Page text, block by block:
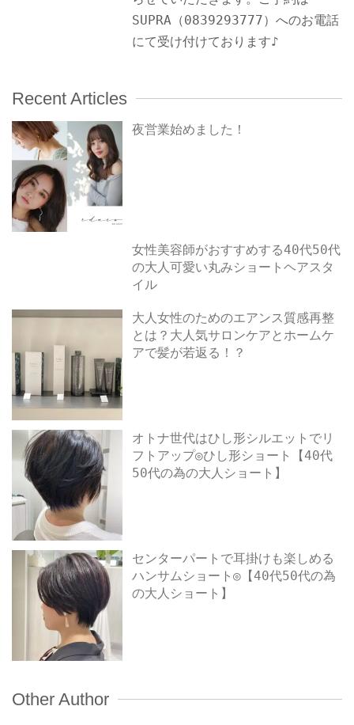
SUPRA（0839293777）へのお電話
にて受け付けております♪
Recent Articles
夜営業始めました！
女性美容師がおすすめする40代50代
の大人可愛い丸みショートヘアスタ
イル
大人女性のためのエアンス質感再整
とは？大人気サロンケアとホームケ
アで髪が若返る！？
オトナ世代はひし形シルエットでリ
フトアップ◎ひし形ショート【40代
50代の為の大人ショート】
センターパートで耳掛けも楽しめる
ハンサムショート◎【40代50代の為
の大人ショート】
Other Author